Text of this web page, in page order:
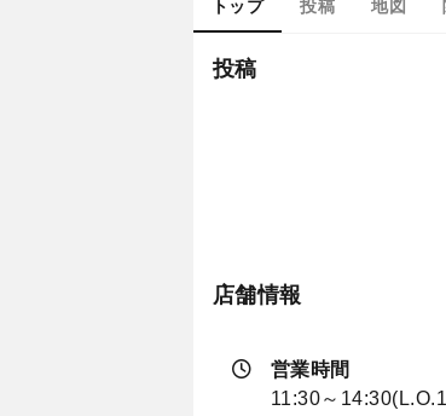
トップ 投稿 地図
投稿
店舗情報
営業時間
11:30～